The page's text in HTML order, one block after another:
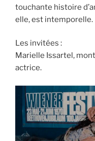
touchante histoire
elle, est intemporelle.
Les invitées :
Marielle Issartel,
actrice.